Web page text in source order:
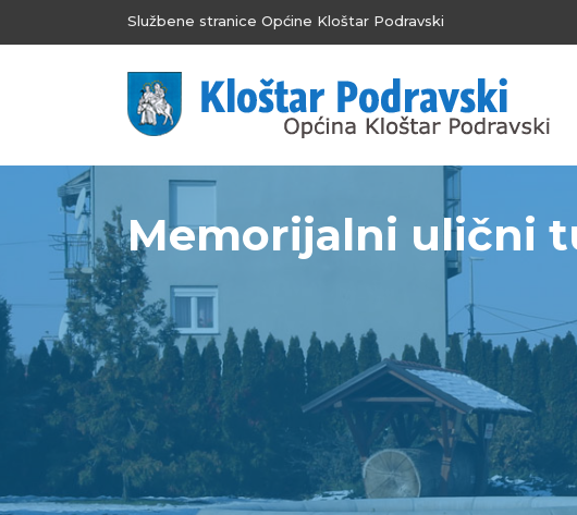
Službene stranice Općine Kloštar Podravski
Memorijalni ulični